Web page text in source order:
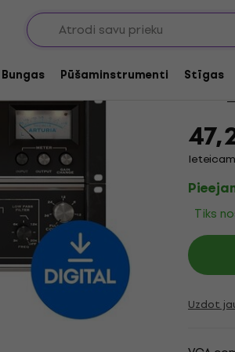
Bungas Pūšaminstrumenti Stīgas
Programmatūras spraudņu FX procesori
Tiks
Uzdot